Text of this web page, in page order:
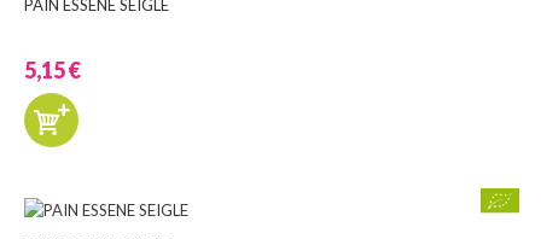
PAIN ESSENE SEIGLE
5,15 €